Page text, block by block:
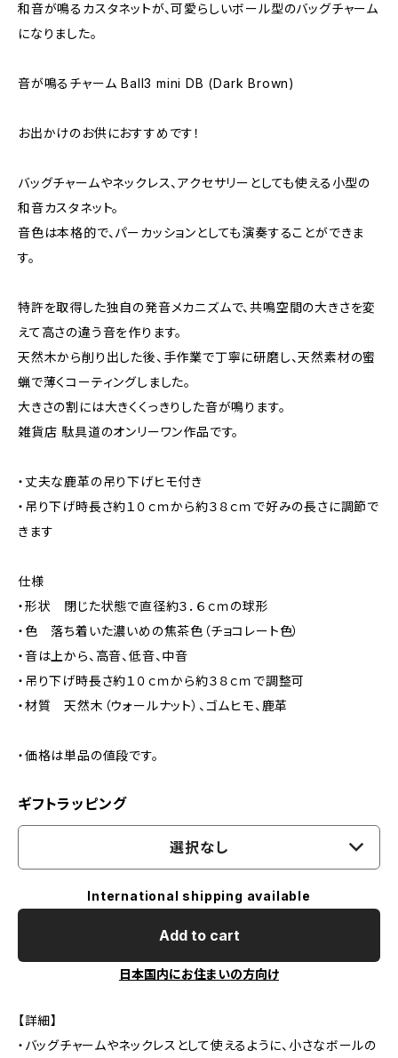
和音が鳴るカスタネットが、可愛らしいボール型のバッグチャーム
になりました。
音が鳴るチャーム Ball3 mini DB (Dark Brown)
お出かけのお供におすすめです！
バッグチャームやネックレス、アクセサリーとしても使える小型の
和音カスタネット。
音色は本格的で、パーカッションとしても演奏することができま
す。
特許を取得した独自の発音メカニズムで、共鳴空間の大きさを変
えて高さの違う音を作ります。
天然木から削り出した後、手作業で丁寧に研磨し、天然素材の蜜
蝋で薄くコーティングしました。
大きさの割には大きくくっきりした音が鳴ります。
雑貨店 駄具道のオンリーワン作品です。
・丈夫な鹿革の吊り下げヒモ付き
・吊り下げ時長さ約１０ｃｍから約３８ｃｍで好みの長さに調節で
きます
仕様
・形状 閉じた状態で直径約３．６ｃｍの球形
・色 落ち着いた濃いめの焦茶色（チョコレート色）
・音は上から、高音、低音、中音
・吊り下げ時長さ約１０ｃｍから約３８ｃｍで調整可
・材質 天然木（ウォールナット）、ゴムヒモ、鹿革
・価格は単品の値段です。
ギフトラッピング
選択なし
International shipping available
Add to cart
日本国内にお住まいの方向け
【詳細】
・バッグチャームやネックレスとして使えるように、小さなボールの